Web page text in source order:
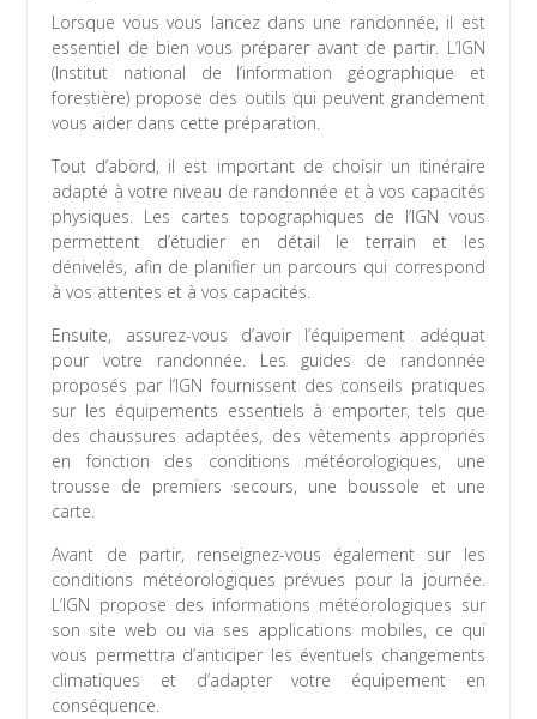
Lorsque vous vous lancez dans une randonnée, il est
essentiel de bien vous préparer avant de partir. L’IGN
(Institut national de l’information géographique et
forestière) propose des outils qui peuvent grandement
vous aider dans cette préparation.
Tout d’abord, il est important de choisir un itinéraire
adapté à votre niveau de randonnée et à vos capacités
physiques. Les cartes topographiques de l’IGN vous
permettent d’étudier en détail le terrain et les
dénivelés, afin de planifier un parcours qui correspond
à vos attentes et à vos capacités.
Ensuite, assurez-vous d’avoir l’équipement adéquat
pour votre randonnée. Les guides de randonnée
proposés par l’IGN fournissent des conseils pratiques
sur les équipements essentiels à emporter, tels que
des chaussures adaptées, des vêtements appropriés
en fonction des conditions météorologiques, une
trousse de premiers secours, une boussole et une
carte.
Avant de partir, renseignez-vous également sur les
conditions météorologiques prévues pour la journée.
L’IGN propose des informations météorologiques sur
son site web ou via ses applications mobiles, ce qui
vous permettra d’anticiper les éventuels changements
climatiques et d’adapter votre équipement en
conséquence.